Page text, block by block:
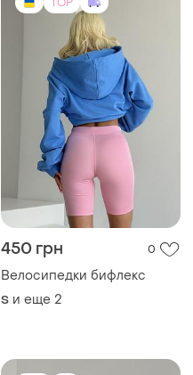
TOP
450 грн 0
Велосипедки бифлекс
S и еще 2